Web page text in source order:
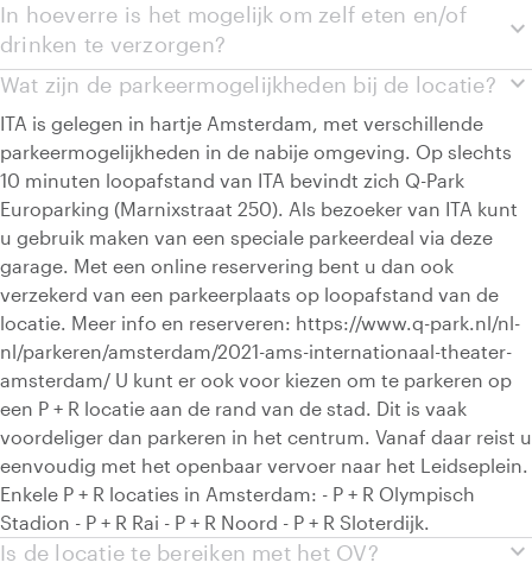
expand_more
In hoeverre is het mogelijk om zelf eten en/of
drinken te verzorgen?
expand_more
Wat zijn de parkeermogelijkheden bij de locatie?
ITA is gelegen in hartje Amsterdam, met verschillende
parkeermogelijkheden in de nabije omgeving. Op slechts
10 minuten loopafstand van ITA bevindt zich Q-Park
Europarking (Marnixstraat 250). Als bezoeker van ITA kunt
u gebruik maken van een speciale parkeerdeal via deze
garage. Met een online reservering bent u dan ook
verzekerd van een parkeerplaats op loopafstand van de
locatie. Meer info en reserveren: https://www.q-park.nl/nl-
nl/parkeren/amsterdam/2021-ams-internationaal-theater-
amsterdam/ U kunt er ook voor kiezen om te parkeren op
een P + R locatie aan de rand van de stad. Dit is vaak
voordeliger dan parkeren in het centrum. Vanaf daar reist u
eenvoudig met het openbaar vervoer naar het Leidseplein.
Enkele P + R locaties in Amsterdam: - P + R Olympisch
Stadion - P + R Rai - P + R Noord - P + R Sloterdijk.
expand_more
Is de locatie te bereiken met het OV?